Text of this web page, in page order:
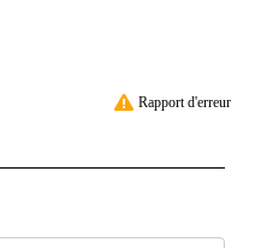
Rapport d'erreur